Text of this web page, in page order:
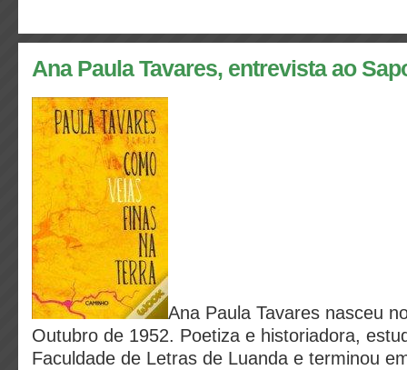
Ana Paula Tavares, entrevista ao
Ana Paula Tavares nasceu
Outubro de 1952. Poetiza e historiadora,
Faculdade de Letras de Luanda e terminou